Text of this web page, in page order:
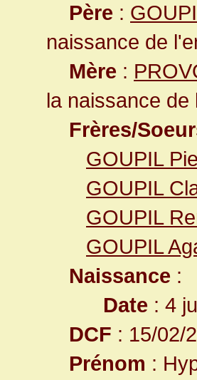
Père :
naissance de
Mère :
la naissance
Frères/
GOUPIL
GOUPIL
GOUPIL
GOUPIL
Naissance :
Date : 4
DCF : 15/02/
Prénom :